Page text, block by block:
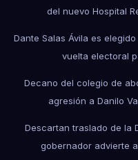
del nuevo Hospital
Dante Salas Ávila es
vuelta electoral
Decano del colegio de
agresión a Danilo
Descartan traslado de la
gobernador advierte